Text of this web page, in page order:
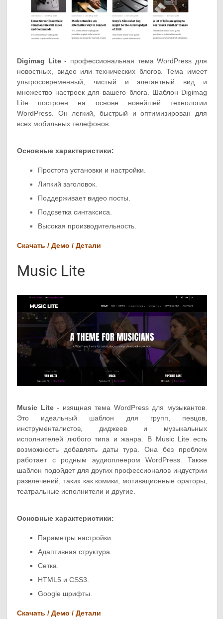
Digimag Lite- профессиональная тема WordPress для
новостных, видео или технических блогов. Тема имеет
ультросовременный, чистый и элегантный вид и
множество настроек для вашего блога. Шаблон Digimag
Lite построен на основе новейшей технологии
WordPress. Он легкий, быстрый и оптимизирован для
всех мобильных телефонов.
Основные характеристики:
Простота установки и настройки.
Липкий заголовок.
Поддерживает видео посты.
Подсветка синтаксиса.
Высокая производительность.
Скачать / Демо / Детали
Music Lite
Music Lite- изящная тема WordPress для музыкантов.
Это идеальный шаблон для групп, певцов,
инструменталистов, диджеев и музыкальных
исполнителей любого типа и жанра. В Music Lite есть
возможность добавлять даты тура. Она без проблем
работает с родным аудиоплеером WordPress. Также
шаблон подойдет для других профессионалов индустрии
развлечений, таких как комики, мотивационные ораторы,
театральные исполнители и другие.
Основные характеристики:
Параметры настройки.
Адаптивная структура.
Сетка.
HTML5 и CSS3.
Google шрифты.
Скачать / Демо / Детали